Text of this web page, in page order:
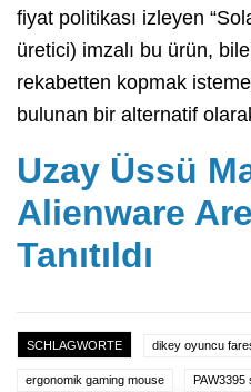
fiyat politikası izleyen
üretici) imzalı bu ürün,
rekabetten kopmak
bulunan bir alternatif
Uzay Üssü
Alienware
Tanıtıldı
SCHLAGWORTE dikey oyuncu
ergonomik gaming mouse PAW3395